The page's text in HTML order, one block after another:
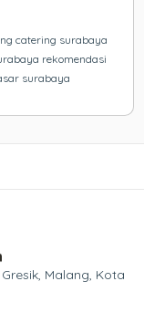
catering surabaya
rekomendasi
surabaya
Malang, Kota